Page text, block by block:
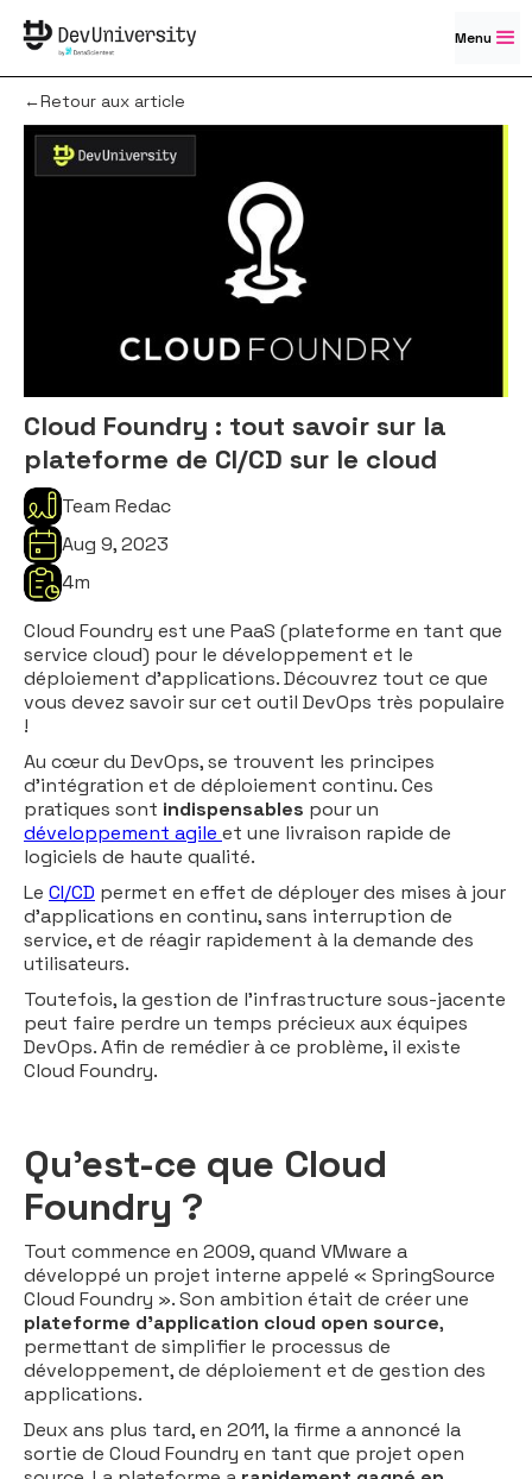
Menu
←Retour aux article
Cloud Foundry : tout savoir sur la
plateforme de CI/CD sur le cloud
Team Redac
Aug 9, 2023
4m
Cloud Foundry est une PaaS (plateforme en tant que
service cloud) pour le développement et le
déploiement d’applications. Découvrez tout ce que
vous devez savoir sur cet outil DevOps très populaire
!
Au cœur du DevOps, se trouvent les principes
d’intégration et de déploiement continu. Ces
pratiques sont indispensables pour un
développement agile et une livraison rapide de
logiciels de haute qualité.
Le CI/CD permet en effet de déployer des mises à jour
d’applications en continu, sans interruption de
service, et de réagir rapidement à la demande des
utilisateurs.
Toutefois, la gestion de l’infrastructure sous-jacente
peut faire perdre un temps précieux aux équipes
DevOps. Afin de remédier à ce problème, il existe
Cloud Foundry.
Qu’est-ce que Cloud
Foundry ?
Tout commence en 2009, quand VMware a
développé un projet interne appelé « SpringSource
Cloud Foundry ». Son ambition était de créer une
plateforme d’application cloud open source,
permettant de simplifier le processus de
développement, de déploiement et de gestion des
applications.
Deux ans plus tard, en 2011, la firme a annoncé la
sortie de Cloud Foundry en tant que projet open